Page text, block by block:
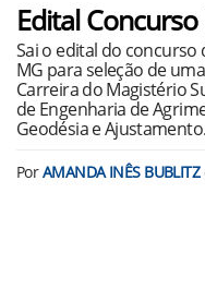
Edital
Sai o edital do concurso
MG para seleção de
Carreira do Magistério
de Engenharia de
Geodésia e Ajustamento.
PorAMANDA INÊS BUBLITZ